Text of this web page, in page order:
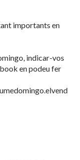
importants en
indicar-vos
en podeu fer